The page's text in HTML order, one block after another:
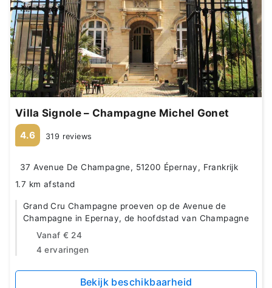
Villa Signole – Champagne Michel Gonet
4.6 319 reviews
37 Avenue De Champagne, 51200 Épernay, Frankrijk
1.7 km afstand
Grand Cru Champagne proeven op de Avenue de
Champagne in Epernay, de hoofdstad van Champagne
Vanaf € 24
4 ervaringen
Bekijk beschikbaarheid